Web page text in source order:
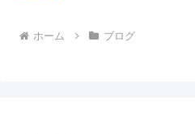
ホーム ブログ